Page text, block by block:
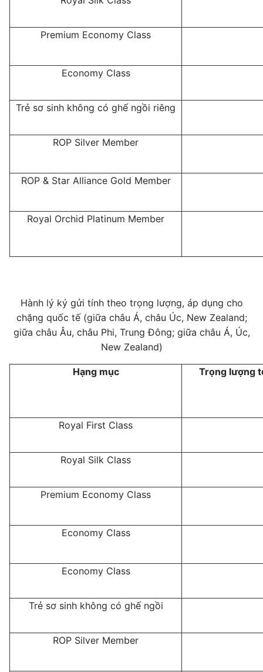
Premium Economy Class
Economy Class
Trẻ sơ sinh không có ghế ngồi riêng
ROP Silver Member
ROP & Star Alliance Gold Member
Royal Orchid Platinum Member
Hành lý ký gửi tính theo trọng lượng, áp dụng cho
chặng quốc tế (giữa châu Á, châu Úc, New Zealand;
giữa châu Âu, châu Phi, Trung Đông; giữa châu Á, Úc,
New Zealand)
Hạng mục Trọng lượng
Royal First Class
Royal Silk Class
Premium Economy Class
Economy Class
Economy Class
Trẻ sơ sinh không có ghế ngồi
ROP Silver Member